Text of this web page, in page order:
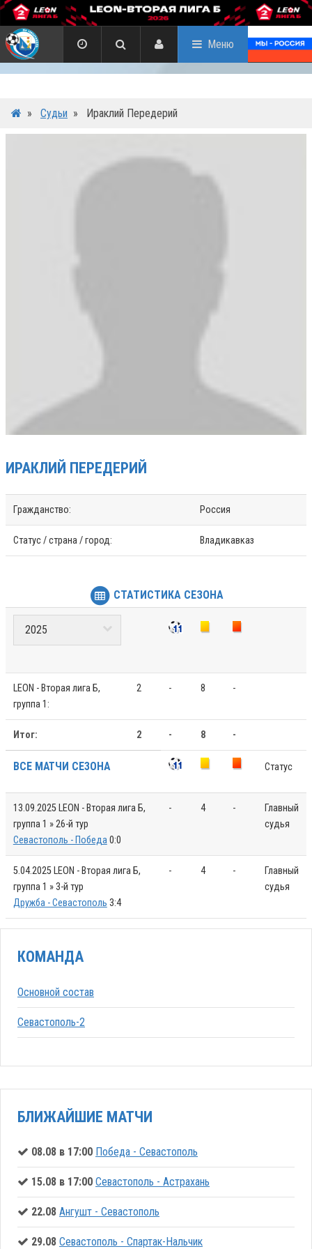
Меню
» Судьи » Ираклий Передерий
ИРАКЛИЙ ПЕРЕДЕРИЙ
Гражданство: Россия
Статус / страна / город: Владикавказ
СТАТИСТИКА СЕЗОНА
LEON - Вторая лига Б,
группа 1:
2 - 8 -
Итог: 2 - 8 -
ВСЕ МАТЧИ СЕЗОНА Статус
13.09.2025 LEON - Вторая лига Б,
группа 1 » 26-й тур
Севастополь - Победа0:0
- 4 -
Главный
судья
5.04.2025 LEON - Вторая лига Б,
группа 1 » 3-й тур
Дружба - Севастополь 3:4
- 4 -
Главный
судья
КОМАНДА
Основной состав
Севастополь-2
БЛИЖАЙШИЕ МАТЧИ
08.08 в 17:00 Победа - Севастополь
15.08 в 17:00 Севастополь - Астрахань
22.08 Ангушт - Севастополь
29.08 Севастополь - Спартак-Нальчик